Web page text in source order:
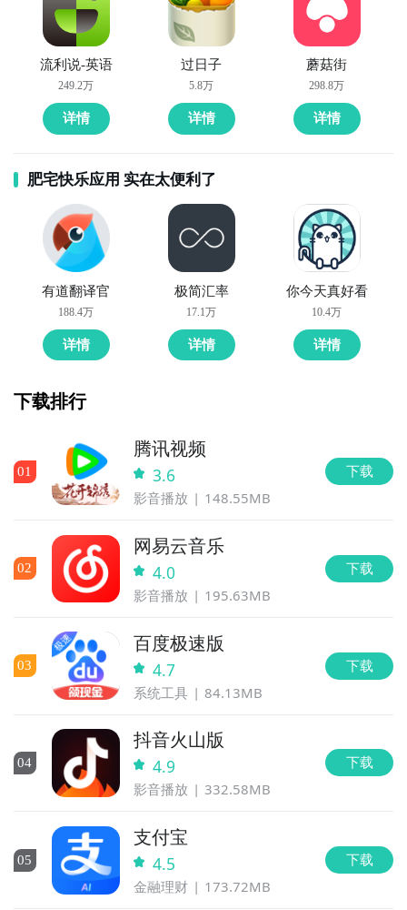
流利说-英语
249.2万
详情
过日子
5.8万
详情
蘑菇街
298.8万
详情
肥宅快乐应用 实在太便利了
有道翻译官
188.4万
详情
极简汇率
17.1万
详情
你今天真好看
10.4万
详情
下载排行
01
腾讯视频
3.6
影音播放 148.55MB
下载
02
网易云音乐
4.0
影音播放 195.63MB
下载
03
百度极速版
4.7
系统工具 84.13MB
下载
04
抖音火山版
4.9
影音播放 332.58MB
下载
05
支付宝
4.5
金融理财 173.72MB
下载